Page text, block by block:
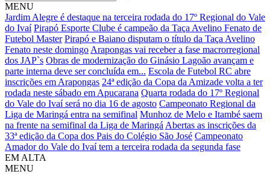
MENU
Jardim Alegre é destaque na terceira rodada do 17º Regional do Vale
do Ivaí Pirapó Esporte Clube é campeão da Taça Avelino Fenato de
Futebol Master Pirapó e Baiano disputam o título da Taça Avelino
Fenato neste domingo Arapongas vai receber a fase macrorregional
dos JAP`s Obras de modernização do Ginásio Lagoão avançam e
parte interna deve ser concluída em... Escola de Futebol RC abre
inscrições em Arapongas 24ª edição da Copa da Amizade volta a ter
rodada neste sábado em Apucarana Quarta rodada do 17º Regional
do Vale do Ivaí será no dia 16 de agosto Campeonato Regional da
Liga de Maringá entra na semifinal Munhoz de Melo e Itambé saem
na frente na semifinal da Liga de Maringá Abertas as inscrições da
33ª edição da Copa dos Pais do Colégio São José Campeonato
Amador do Vale do Ivaí tem a terceira rodada da segunda fase
EM ALTA
MENU